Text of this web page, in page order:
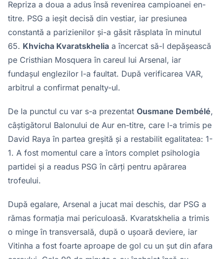
Repriza a doua a adus însă revenirea campioanei en-
titre. PSG a ieșit decisă din vestiar, iar presiunea
constantă a parizienilor și-a găsit răsplata în minutul
65. Khvicha Kvaratskhelia a încercat să-l depășească
pe Cristhian Mosquera în careul lui Arsenal, iar
fundașul englezilor l-a faultat. După verificarea VAR,
arbitrul a confirmat penalty-ul.
De la punctul cu var s-a prezentat Ousmane Dembélé,
câștigătorul Balonului de Aur en-titre, care l-a trimis pe
David Raya în partea greșită și a restabilit egalitatea: 1-
1. A fost momentul care a întors complet psihologia
partidei și a readus PSG în cărți pentru apărarea
trofeului.
După egalare, Arsenal a jucat mai deschis, dar PSG a
rămas formația mai periculoasă. Kvaratskhelia a trimis
o minge în transversală, după o ușoară deviere, iar
Vitinha a fost foarte aproape de gol cu un șut din afara